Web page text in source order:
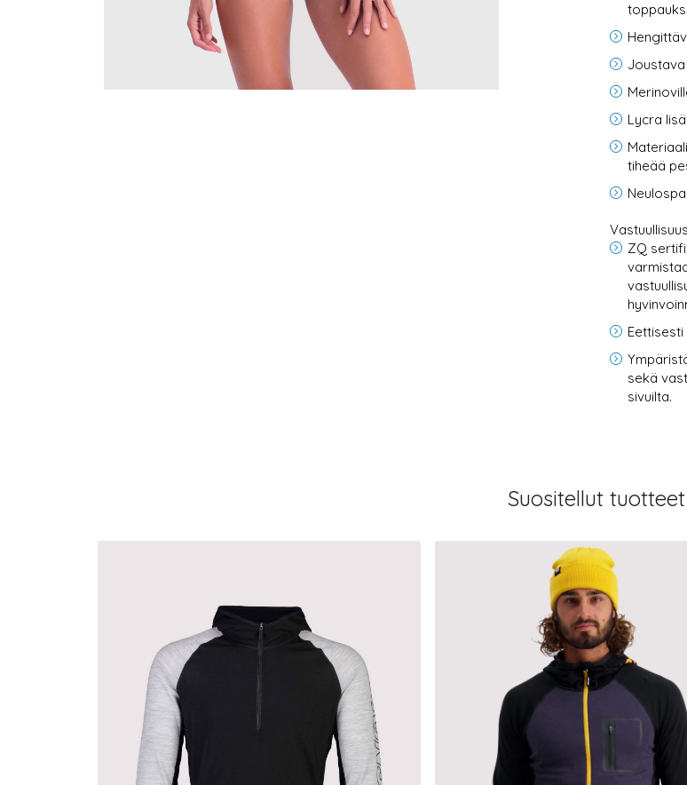
Lycra
tiheää
ZQ
sekä
sivuilta.
Suositellut tuotteet